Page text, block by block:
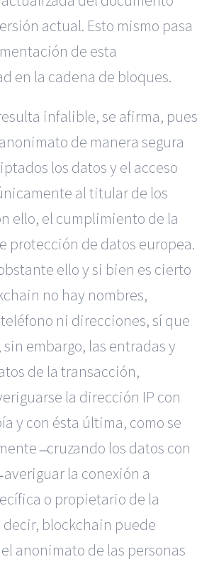
actual. Esto mismo pasa
de esta
en la cadena de bloques.
infalible, se afirma, pues
de manera segura
los datos y el acceso
al titular de los
ello, el cumplimiento de la
protección de datos europea.
ello y si bien es cierto
no hay nombres,
ni direcciones, sí que
embargo, las entradas y
de la transacción,
la dirección IP con
y con ésta última, como se
cruzando los datos con
la conexión a
o propietario de la
decir, blockchain puede
anonimato de las personas